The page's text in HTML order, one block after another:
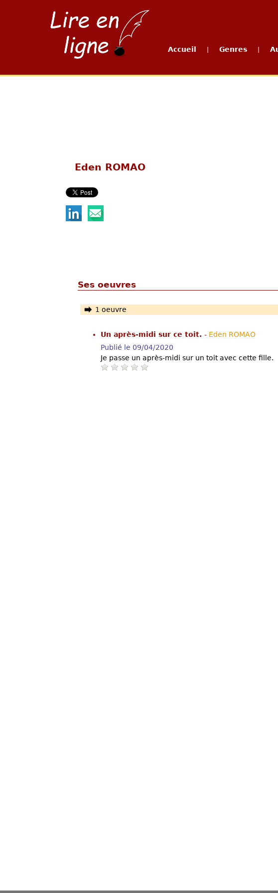
Accueil Genres
Eden ROMAO
Ses oeuvres
1 oeuvre
Un après-midi sur ce toit. - Eden ROMAO
Publié le 09/04/2020
Je passe un après-midi sur un toit avec cette fille.